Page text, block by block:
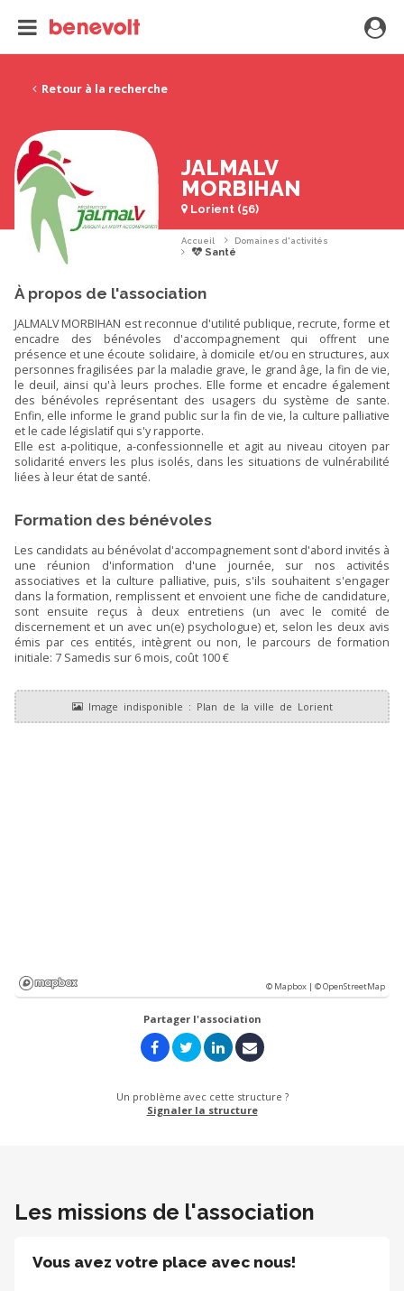
Retour à la recherche
JALMALV
MORBIHAN
Lorient (56)
Accueil Domaines d'activités
Santé
À propos de l'association
JALMALV MORBIHAN est reconnue d'utilité publique, recrute, forme et
encadre des bénévoles d'accompagnement qui offrent une
présence et une écoute solidaire, à domicile et/ou en structures, aux
personnes fragilisées par la maladie grave, le grand âge, la fin de vie,
le deuil, ainsi qu'à leurs proches. Elle forme et encadre également
des bénévoles représentant des usagers du système de sante.
Enfin, elle informe le grand public sur la fin de vie, la culture palliative
et le cade législatif qui s'y rapporte.
Elle est a-politique, a-confessionnelle et agit au niveau citoyen par
solidarité envers les plus isolés, dans les situations de vulnérabilité
liées à leur état de santé.
Formation des bénévoles
Les candidats au bénévolat d'accompagnement sont d'abord invités à
une réunion d'information d'une journée, sur nos activités
associatives et la culture palliative, puis, s'ils souhaitent s'engager
dans la formation, remplissent et envoient une fiche de candidature,
sont ensuite reçus à deux entretiens (un avec le comité de
discernement et un avec un(e) psychologue) et, selon les deux avis
émis par ces entités, intègrent ou non, le parcours de formation
initiale: 7 Samedis sur 6 mois, coût 100 €
© Mapbox |© OpenStreetMap
Partager l'association
Un problème avec cette structure ?
Signaler la structure
Les missions de l'association
Vous avez votre place avec nous!